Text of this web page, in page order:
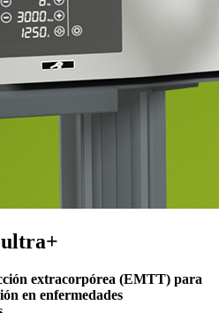
extracorpórea (EMTT) para
en enfermedades